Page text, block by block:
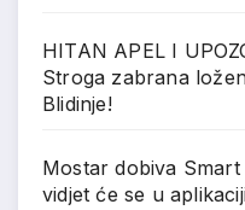
HITAN APEL I
Stroga zabrana
Blidinje!
Mostar dobiva
vidjet će se u